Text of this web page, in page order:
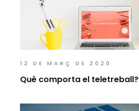
12 DE MARÇ DE 2020
Què comporta el teletreball?